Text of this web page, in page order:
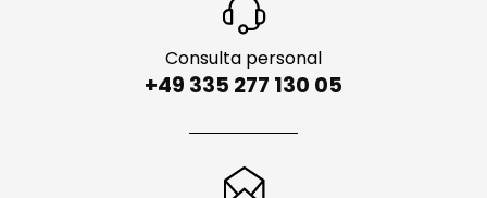
Consulta personal
+49 335 277 130 05